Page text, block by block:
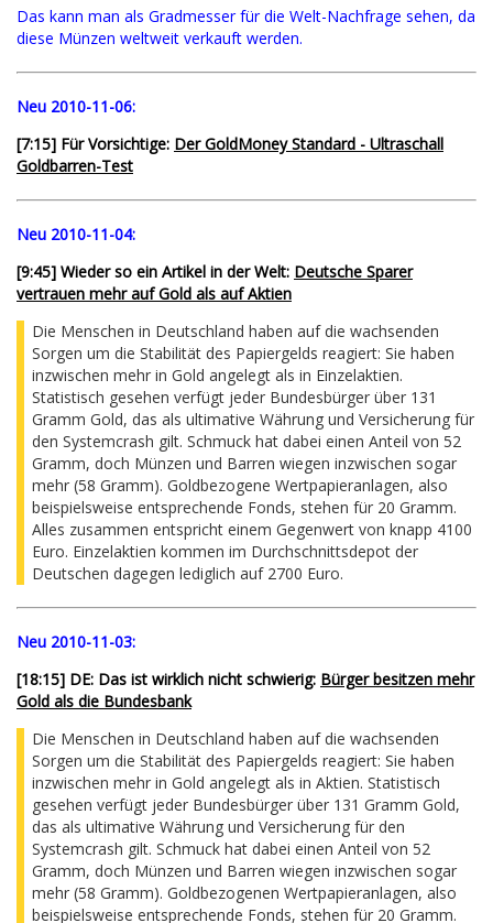
Das kann man als Gradmesser für die Welt-Nachfrage sehen, da
diese Münzen weltweit verkauft werden.
Neu 2010-11-06:
[7:15] Für Vorsichtige: Der GoldMoney Standard - Ultraschall
Goldbarren-Test
Neu 2010-11-04:
[9:45] Wieder so ein Artikel in der Welt: Deutsche Sparer
vertrauen mehr auf Gold als auf Aktien
Die Menschen in Deutschland haben auf die wachsenden
Sorgen um die Stabilität des Papiergelds reagiert: Sie haben
inzwischen mehr in Gold angelegt als in Einzelaktien.
Statistisch gesehen verfügt jeder Bundesbürger über 131
Gramm Gold, das als ultimative Währung und Versicherung für
den Systemcrash gilt. Schmuck hat dabei einen Anteil von 52
Gramm, doch Münzen und Barren wiegen inzwischen sogar
mehr (58 Gramm). Goldbezogene Wertpapieranlagen, also
beispielsweise entsprechende Fonds, stehen für 20 Gramm.
Alles zusammen entspricht einem Gegenwert von knapp 4100
Euro. Einzelaktien kommen im Durchschnittsdepot der
Deutschen dagegen lediglich auf 2700 Euro.
Neu 2010-11-03:
[18:15] DE: Das ist wirklich nicht schwierig: Bürger besitzen mehr
Gold als die Bundesbank
Die Menschen in Deutschland haben auf die wachsenden
Sorgen um die Stabilität des Papiergelds reagiert: Sie haben
inzwischen mehr in Gold angelegt als in Aktien. Statistisch
gesehen verfügt jeder Bundesbürger über 131 Gramm Gold,
das als ultimative Währung und Versicherung für den
Systemcrash gilt. Schmuck hat dabei einen Anteil von 52
Gramm, doch Münzen und Barren wiegen inzwischen sogar
mehr (58 Gramm). Goldbezogenen Wertpapieranlagen, also
beispielsweise entsprechende Fonds, stehen für 20 Gramm.